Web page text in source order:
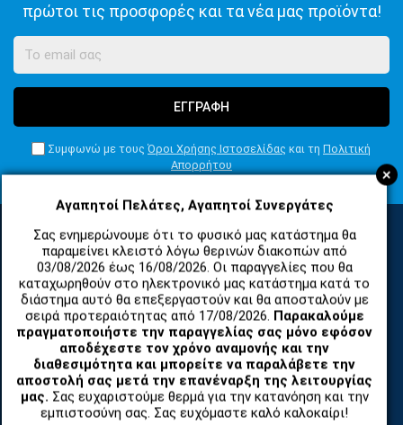
+
Αγαπητοί Πελάτες, Αγαπητοί Συνεργάτες
Σας ενημερώνουμε ότι το φυσικό μας κατάστημα θα
παραμείνει κλειστό λόγω θερινών διακοπών από
03/08/2026 έως 16/08/2026. Οι παραγγελίες που θα
καταχωρηθούν στο ηλεκτρονικό μας κατάστημα κατά το
διάστημα αυτό θα επεξεργαστούν και θα αποσταλούν με
σειρά προτεραιότητας από 17/08/2026. Παρακαλούμε
πραγματοποιήστε την παραγγελίας σας μόνο εφόσον
αποδέχεστε τον χρόνο αναμονής και την
διαθεσιμότητα και μπορείτε να παραλάβετε την
αποστολή σας μετά την επανέναρξη της λειτουργίας
μας. Σας ευχαριστούμε θερμά για την κατανόηση και την
εμπιστοσύνη σας. Σας ευχόμαστε καλό καλοκαίρι!
πρώτοι τις προσφορές και τα νέα μας προϊόντα!
ΕΓΓΡΑΦΗ
Συμφωνώ με τους Όροι Χρήσης Ιστοσελίδας και τη Πολιτική
Απορρήτου
ΚΑΤΗΓΟΡΙΕΣ
ΑΝΤΑΛΛΑΚΤΙΚΑ ΚΑΙ ΑΞΕΣΟΥΑΡ ΚΙΝΗΤΩΝ ΤΗΛΕΦΩΝΩΝ
TABLET
ΤΗΛΕΠΙΚΟΙΝΩΝΙΕΣ, ΑΣΥΡΜΑΤΑ, FCT